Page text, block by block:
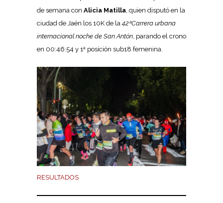
de semana con Alicia Matilla , quien disputó en la
ciudad de Jaén los 10K de la42ªCarrera urbana
internacional noche de San Antón , parando el crono
en 00:46:54 y 1ª posición sub18 femenina.
RESULTADOS